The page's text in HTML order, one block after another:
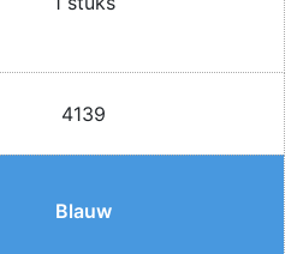
4139
Blauw